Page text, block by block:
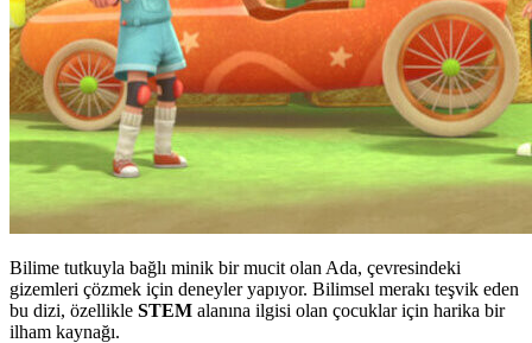
Bilime tutkuyla bağlı minik bir mucit olan Ada, çevresindeki
gizemleri çözmek için deneyler yapıyor. Bilimsel merakı teşvik eden
bu dizi, özellikle STEM alanına ilgisi olan çocuklar için harika bir
ilham kaynağı.